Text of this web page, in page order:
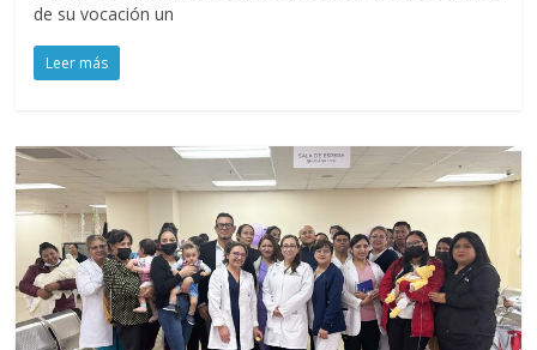
de su vocación un
Leer más